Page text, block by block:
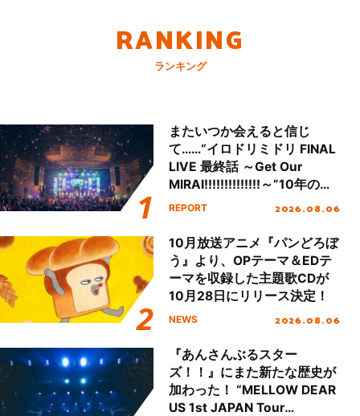
RANKING
ランキング
またいつか会えると信じ
て……“イロドリミドリ FINAL
LIVE 最終話 ～Get Our
MIRAI!!!!!!!!!!!!!!～”10年の活
動を経てファイナルを迎える
REPORT 2026.08.06
10月放送アニメ『パンどろぼ
う』より、OPテーマ＆EDテ
ーマを収録した主題歌CDが
10月28日にリリース決定！
NEWS 2026.08.06
『あんさんぶるスター
ズ！！』にまた新たな歴史が
加わった！ “MELLOW DEAR
US 1st JAPAN Tour